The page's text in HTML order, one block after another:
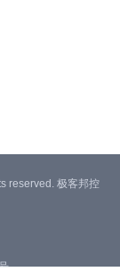
reserved. 极客邦控